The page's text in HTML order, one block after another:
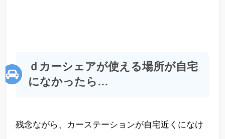
ｄカーシェアが使える場所が自宅
になかったら…
残念ながら、カーステーションが自宅近くになけ